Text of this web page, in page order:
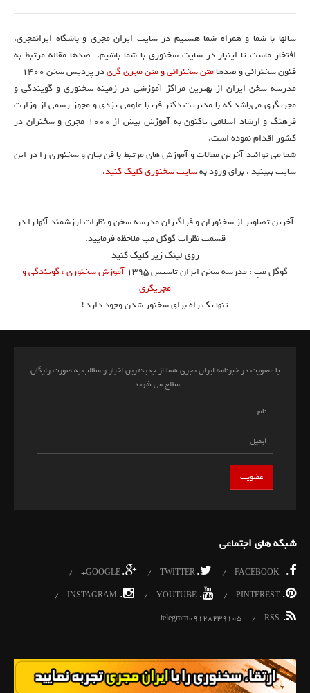
سالها با شما و همراه شما هستیم در سایت ایران مجری و باشگاه ایرانمجری.
افتخار ماست تا اینبار در سایت سخنوری با شما باشیم. صدها مقاله مرتبط به
فنون سخنرانی و صدهامتن سخنرانی و متن مجری گریدر پردیس سخن 1400
مدرسه سخن ایران از بهترین مراکز آموزشی در زمینه سخنوری و گویندگی و
مجریگری می‌باشد که با مدیریت دکتر فریبا علومی یزدی و مجوز رسمی از وزارت
فرهنگ و ارشاد اسلامی تاکنون به آموزش بیش از ۱۰۰۰ مجری و سخنران در
کشور اقدام نموده است.
شما می توانید آخرین مقالات و آموزش های مرتبط با فن بیان و سخنوری را در این
سایت ببینید . برای ورود بهسایت سخنوری کلیک کنید.
آخرین تصاویر از سخنوران و فراگیران مدرسه سخن و نظرات ارزشمند آنها را در
قسمت نظرات گوگل مپ ملاحظه فرمایید.
روی لینک زیر کلیک کنید
گوگل مپ : مدرسه سخن ایران تاسیس ۱۳۹۵
آموزش سخنوری ، گویندگی و
مجریگری
تنها یک راه برای سخنور شدن وجود دارد !
با عضویت در خبرنامه ایران مجری شما از جدیدترین اخبار و مطالب به صورت رایگان
مطلع می شوید .
شبکه های اجتماعی
.
FACEBOOK
.
TWITTER
.
GOOGLE+
.
PINTEREST
.
YOUTUBE
.
INSTAGRAM
.
RSS
telegram09128239105